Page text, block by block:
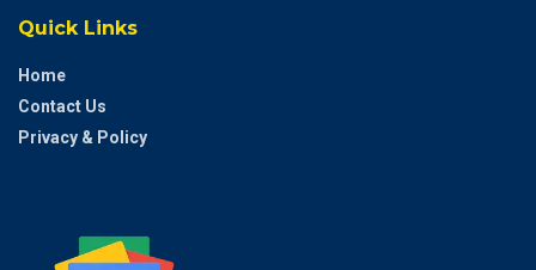
Quick Links
Home
Contact Us
Privacy & Policy